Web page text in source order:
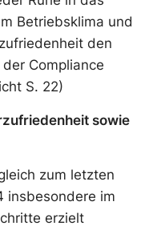
Betriebsklima und
den
Compliance
S. 22)
sowie
zum letzten
insbesondere im
erzielt